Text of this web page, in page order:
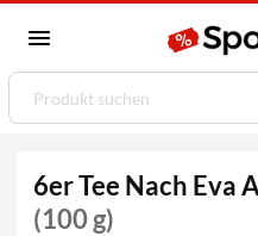
6er Tee Nach Eva
(100 g)